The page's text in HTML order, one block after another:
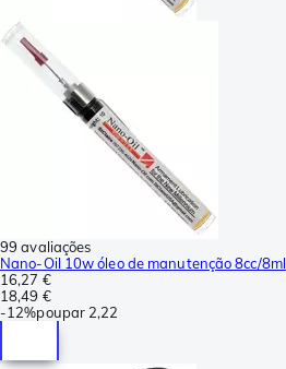
99 avaliações
Nano-Oil 10w óleo de manutenção 8cc/8ml
16,27 €
18,49 €
-12%poupar 2,22